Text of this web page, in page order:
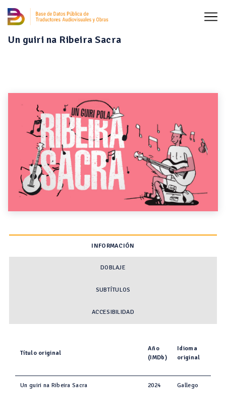
Un guiri na Ribeira Sacra
INFORMACIÓN
DOBLAJE
SUBTÍTULOS
ACCESIBILIDAD
Título original
Año
(IMDb)
Idioma
original
Un guiri na Ribeira Sacra 2024 Gallego